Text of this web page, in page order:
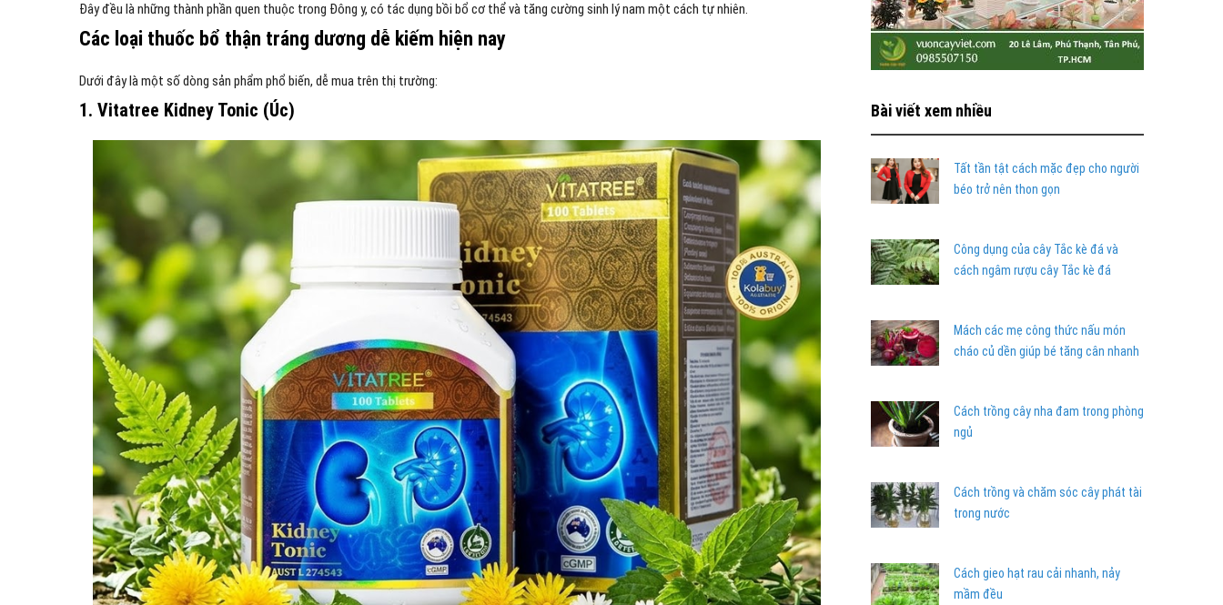
Đây đều là những thành phần quen thuộc trong Đông y, có tác dụng bồi bổ cơ thể và tăng cường sinh lý nam một cách tự nhiên.
Các loại thuốc bổ thận tráng dương dễ kiếm hiện nay
Dưới đây là một số dòng sản phẩm phổ biến, dễ mua trên thị trường:
1. Vitatree Kidney Tonic (Úc) Bài viết xem nhiều
Tất tần tật cách mặc đẹp cho người
béo trở nên thon gọn
Công dụng của cây Tắc kè đá và
cách ngâm rượu cây Tắc kè đá
Mách các mẹ công thức nấu món
cháo củ dền giúp bé tăng cân nhanh
Cách trồng cây nha đam trong phòng
ngủ
Cách trồng và chăm sóc cây phát tài
trong nước
Cách gieo hạt rau cải nhanh, nảy
mầm đều